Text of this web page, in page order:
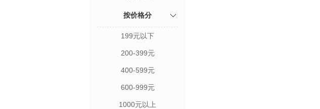
按价格分
199元以下
200-399元
400-599元
600-999元
1000元以上